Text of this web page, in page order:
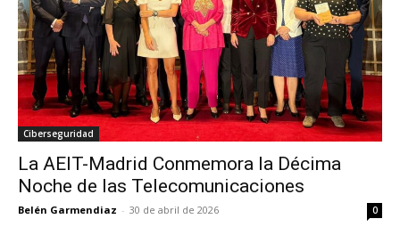
Ciberseguridad
La AEIT-Madrid Conmemora la Décima
Noche de las Telecomunicaciones
Belén Garmendiaz - 30 de abril de 2026 0